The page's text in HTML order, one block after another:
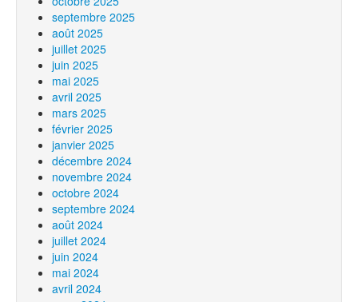
septembre 2025
août 2025
juillet 2025
juin 2025
mai 2025
avril 2025
mars 2025
février 2025
janvier 2025
décembre 2024
novembre 2024
octobre 2024
septembre 2024
août 2024
juillet 2024
juin 2024
mai 2024
avril 2024